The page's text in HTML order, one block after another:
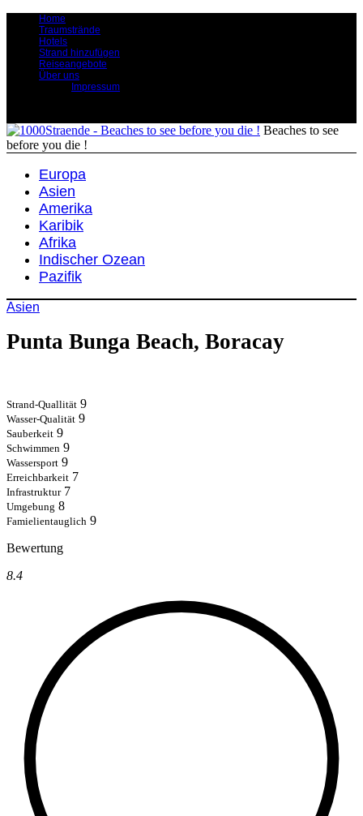
Home
Traumstrände
Hotels
Strand hinzufügen
Reiseangebote
Über uns
Impressum
Beaches to see
before you die !
Europa
Asien
Amerika
Karibik
Afrika
Indischer Ozean
Pazifik
Asien
Punta Bunga Beach, Boracay
Strand-Quallität 9
Wasser-Qualität 9
Sauberkeit 9
Schwimmen 9
Wassersport 9
Erreichbarkeit 7
Infrastruktur 7
Umgebung 8
Famielientauglich 9
Bewertung
8.4